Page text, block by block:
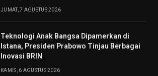
JUMAT, 7 AGUSTUS 2026
Teknologi Anak Bangsa Dipamerkan di
Istana, Presiden Prabowo Tinjau Berbagai
Inovasi BRIN
KAMIS, 6 AGUSTUS 2026